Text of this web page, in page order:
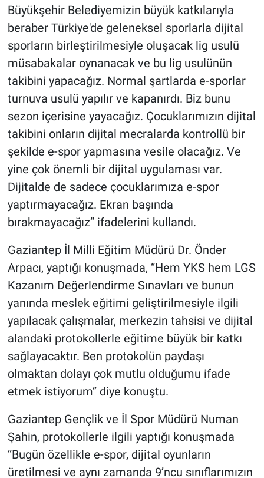
Büyükşehir Belediyemizin büyük katkılarıyla
beraber Türkiye'de geleneksel sporlarla dijital
sporların birleştirilmesiyle oluşacak lig usulü
müsabakalar oynanacak ve bu lig usulünün
takibini yapacağız. Normal şartlarda e-sporlar
turnuva usulü yapılır ve kapanırdı. Biz bunu
sezon içerisine yayacağız. Çocuklarımızın dijital
takibini onların dijital mecralarda kontrollü bir
şekilde e-spor yapmasına vesile olacağız. Ve
yine çok önemli bir dijital uygulaması var.
Dijitalde de sadece çocuklarımıza e-spor
yaptırmayacağız. Ekran başında
bırakmayacağız” ifadelerini kullandı.
Gaziantep İl Milli Eğitim Müdürü Dr. Önder
Arpacı, yaptığı konuşmada, “Hem YKS hem LGS
Kazanım Değerlendirme Sınavları ve bunun
yanında meslek eğitimi geliştirilmesiyle ilgili
yapılacak çalışmalar, merkezin tahsisi ve dijital
alandaki protokollerle eğitime büyük bir katkı
sağlayacaktır. Ben protokolün paydaşı
olmaktan dolayı çok mutlu olduğumu ifade
etmek istiyorum” diye konuştu.
Gaziantep Gençlik ve İl Spor Müdürü Numan
Şahin, protokollerle ilgili yaptığı konuşmada
“Bugün özellikle e-spor, dijital oyunların
üretilmesi ve aynı zamanda 9’ncu sınıflarımızın